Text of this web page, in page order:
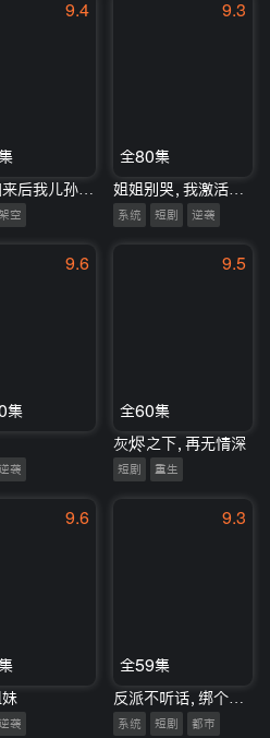
9.4
修仙回来后我儿孙满堂了第二部
空
9.3
全80集
姐姐别哭，我激活了逢凶化吉系统
系统 短剧 逆袭
9.6
集
袭
9.5
全60集
灰烬之下，再无情深
短剧 重生
9.6
袭
9.3
全59集
系统 短剧 都市